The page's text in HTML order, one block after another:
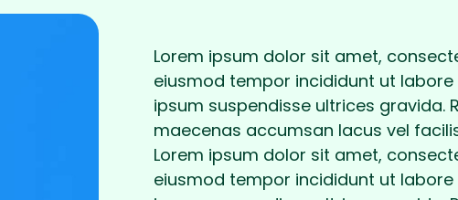
Lorem ipsum dolor sit amet,
eiusmod tempor incididunt ut
ipsum suspendisse ultrices gravida.
maecenas accumsan lacus vel
Lorem ipsum dolor sit amet,
eiusmod tempor incididunt ut